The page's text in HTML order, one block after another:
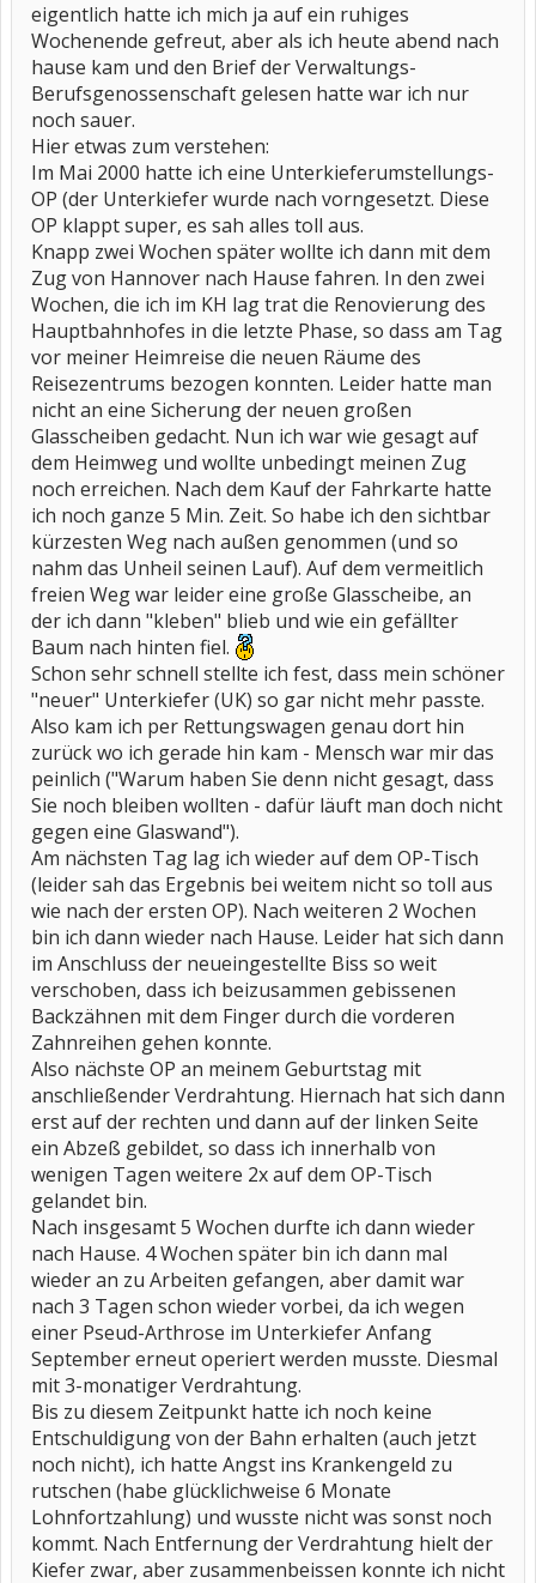
eigentlich hatte ich mich ja auf ein ruhiges
Wochenende gefreut, aber als ich heute abend nach
hause kam und den Brief der Verwaltungs-
Berufsgenossenschaft gelesen hatte war ich nur
noch sauer.
Hier etwas zum verstehen:
Im Mai 2000 hatte ich eine Unterkieferumstellungs-
OP (der Unterkiefer wurde nach vorngesetzt. Diese
OP klappt super, es sah alles toll aus.
Knapp zwei Wochen später wollte ich dann mit dem
Zug von Hannover nach Hause fahren. In den zwei
Wochen, die ich im KH lag trat die Renovierung des
Hauptbahnhofes in die letzte Phase, so dass am Tag
vor meiner Heimreise die neuen Räume des
Reisezentrums bezogen konnten. Leider hatte man
nicht an eine Sicherung der neuen großen
Glasscheiben gedacht. Nun ich war wie gesagt auf
dem Heimweg und wollte unbedingt meinen Zug
noch erreichen. Nach dem Kauf der Fahrkarte hatte
ich noch ganze 5 Min. Zeit. So habe ich den sichtbar
kürzesten Weg nach außen genommen (und so
nahm das Unheil seinen Lauf). Auf dem vermeitlich
freien Weg war leider eine große Glasscheibe, an
der ich dann "kleben" blieb und wie ein gefällter
Baum nach hinten fiel.
Schon sehr schnell stellte ich fest, dass mein schöner
"neuer" Unterkiefer (UK) so gar nicht mehr passte.
Also kam ich per Rettungswagen genau dort hin
zurück wo ich gerade hin kam - Mensch war mir das
peinlich ("Warum haben Sie denn nicht gesagt, dass
Sie noch bleiben wollten - dafür läuft man doch nicht
gegen eine Glaswand").
Am nächsten Tag lag ich wieder auf dem OP-Tisch
(leider sah das Ergebnis bei weitem nicht so toll aus
wie nach der ersten OP). Nach weiteren 2 Wochen
bin ich dann wieder nach Hause. Leider hat sich dann
im Anschluss der neueingestellte Biss so weit
verschoben, dass ich beizusammen gebissenen
Backzähnen mit dem Finger durch die vorderen
Zahnreihen gehen konnte.
Also nächste OP an meinem Geburtstag mit
anschließender Verdrahtung. Hiernach hat sich dann
erst auf der rechten und dann auf der linken Seite
ein Abzeß gebildet, so dass ich innerhalb von
wenigen Tagen weitere 2x auf dem OP-Tisch
gelandet bin.
Nach insgesamt 5 Wochen durfte ich dann wieder
nach Hause. 4 Wochen später bin ich dann mal
wieder an zu Arbeiten gefangen, aber damit war
nach 3 Tagen schon wieder vorbei, da ich wegen
einer Pseud-Arthrose im Unterkiefer Anfang
September erneut operiert werden musste. Diesmal
mit 3-monatiger Verdrahtung.
Bis zu diesem Zeitpunkt hatte ich noch keine
Entschuldigung von der Bahn erhalten (auch jetzt
noch nicht), ich hatte Angst ins Krankengeld zu
rutschen (habe glücklichweise 6 Monate
Lohnfortzahlung) und wusste nicht was sonst noch
kommt. Nach Entfernung der Verdrahtung hielt der
Kiefer zwar, aber zusammenbeissen konnte ich nicht